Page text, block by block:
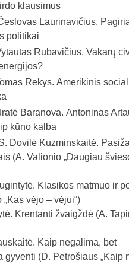
klausimus
Laurinavičius.
politikai
Rubavičius. Vakarų
Rekys. Amerikinis
Baranova. Antoninas
kūno kalba
Dovilė Kuzminskaitė.
(A. Valionio „Daugiau
Klasikos matmuo ir
vėjo – vėjui“)
Krentanti žvaigždė (A.
Kaip negalima, bet
gyventi (D. Petrošiaus „Kaip